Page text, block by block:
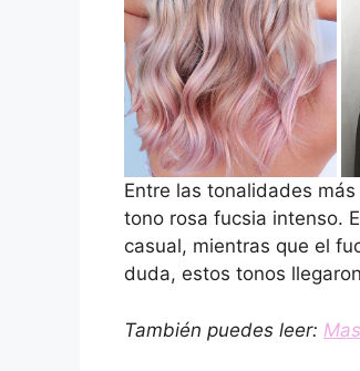
Entre las tonalidades
tono rosa fucsia intenso.
casual, mientras que el
duda, estos tonos
También puedes leer: